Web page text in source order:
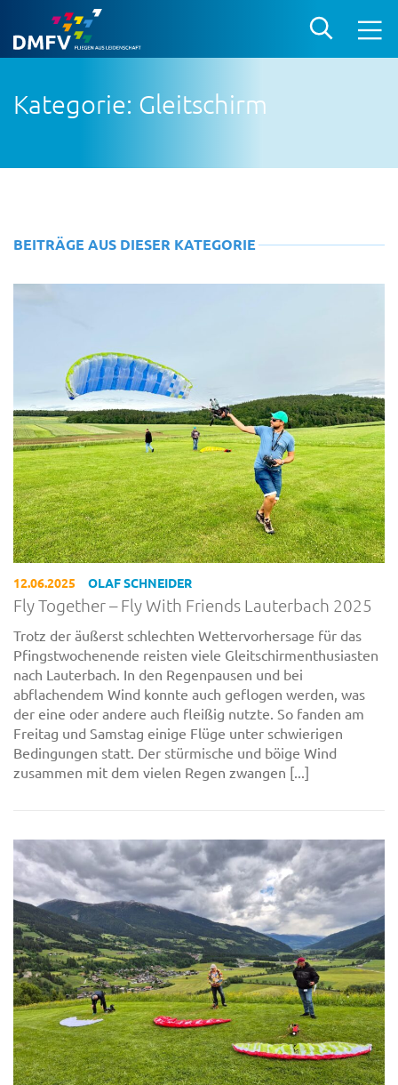
Kategorie: Gleitschirm
BEITRÄGE AUS DIESER KATEGORIE
12.06.2025 OLAF SCHNEIDER
Fly Together – Fly With Friends Lauterbach 2025
Trotz der äußerst schlechten Wettervorhersage für das
Pfingstwochenende reisten viele Gleitschirmenthusiasten
nach Lauterbach. In den Regenpausen und bei
abflachendem Wind konnte auch geflogen werden, was
der eine oder andere auch fleißig nutzte. So fanden am
Freitag und Samstag einige Flüge unter schwierigen
Bedingungen statt. Der stürmische und böige Wind
zusammen mit dem vielen Regen zwangen [...]